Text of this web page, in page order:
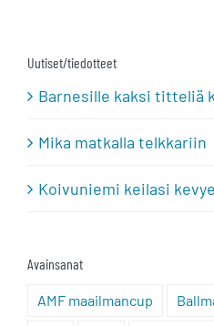
Uutiset/tiedotteet
Barnesille kaksi titteliä
Mika matkalla telkkariin
Koivuniemi keilasi
Avainsanat
AMF maailmancup